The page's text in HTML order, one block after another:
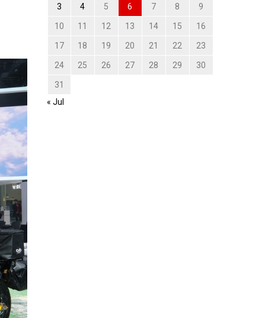
3 4 5 6 7 8 9
10 11 12 13 14 15 16
17 18 19 20 21 22 23
24 25 26 27 28 29 30
31
« Jul